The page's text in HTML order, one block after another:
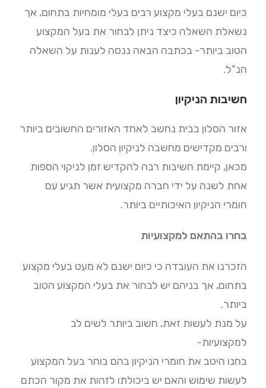
כיום ישנם בעלי מקצוע רבים בעלי מומחיות בתחום, אך
נשאלת השאלה כיצד ניתן לבחור את בעל המקצוע
הטוב ביותר- בכתבה הבאה ננסה לענות על השאלה
הנ"ל.
חשיבות הניקיון
אזור הסלון בבית נחשב לאחד האזורים החשובים ביותר
ורבים מקדישים מחשבה לניקיון הסלון.
מכאן, קיימת חשיבות רבה להקדיש זמן לניקוי הספות
אחת לשנה על ידי חברה מקצועית אשר תגיע עם
חומרי הניקיון האיכותיים ביותר.
בחרו בהתאם למקצועיות
הזכרנו את העובדה כי כיום ישנם לא מעט בעלי מקצוע
בתחום, אך בניהם יש לבחור את בעלי המקצוע הטוב
ביותר.
על מנת לעשות זאת, חשוב ביותר לשים לב
למקצועיות-
בחנו היטב את חומרי הניקיון בהם בוחר בעל המקצוע
לעשות שימוש והאם יש ביכולתו לזהות את מקור הכתם